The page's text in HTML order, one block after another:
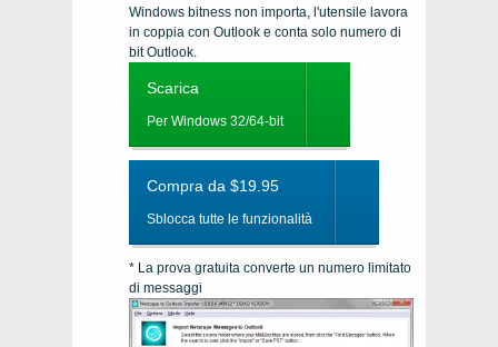
Windows bitness non importa, l'utensile lavora
in coppia con Outlook e conta solo numero di
bit Outlook.
Scarica
Per Windows 32/64-bit
Compra da $19.95
Sblocca tutte le funzionalità
* La prova gratuita converte un numero limitato
di messaggi